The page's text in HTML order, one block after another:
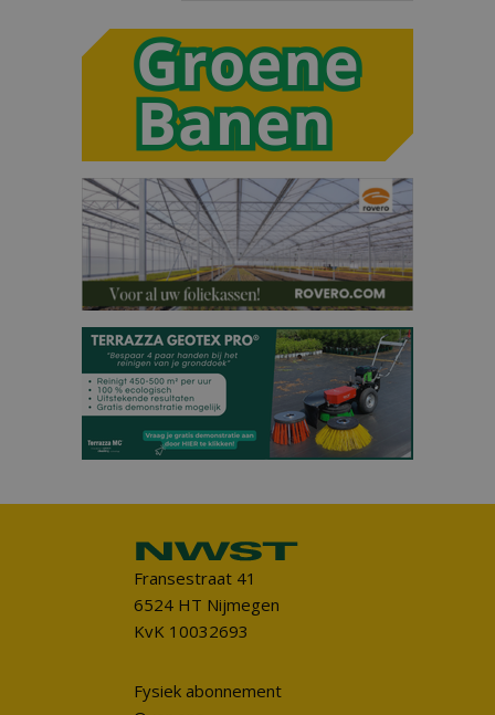
Fransestraat 41
6524 HT Nijmegen
KvK 10032693
Fysiek abonnement